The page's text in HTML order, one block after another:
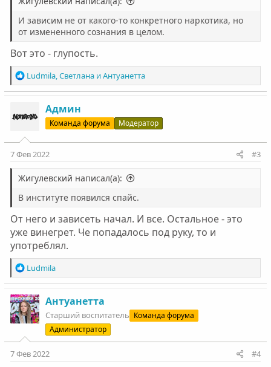
И зависим не от какого-то конкретного наркотика, но
от измененного сознания в целом.
Вот это - глупость.
Р
е
а
ц
и
:
Ludmila,СветланаиАнтуанетта
Админ
Команда форума Модератор
7 Фев 2022 #3
Жигулевский написал(а):
В институте появился спайс.
От него и зависеть начал. И все. Остальное - это
уже винегрет. Че попадалось под руку, то и
употреблял.
Р
е
а
к
ц
и
Ludmila
Антуанетта
Старший воспитатель Команда форума
Администратор
7 Фев 2022 #4